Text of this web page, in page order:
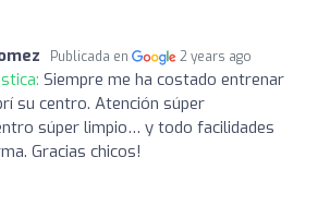
Publicada en 2 years ago
Siempre me ha costado entrenar
su centro. Atención súper
súper limpio… y todo facilidades
Gracias chicos!